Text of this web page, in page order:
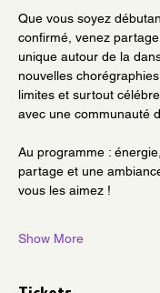
Que vous soyez
confirmé, venez
unique autour de la
nouvelles
limites et surtout
avec une communauté
Au programme :
partage et une
vous les aimez !
Show More